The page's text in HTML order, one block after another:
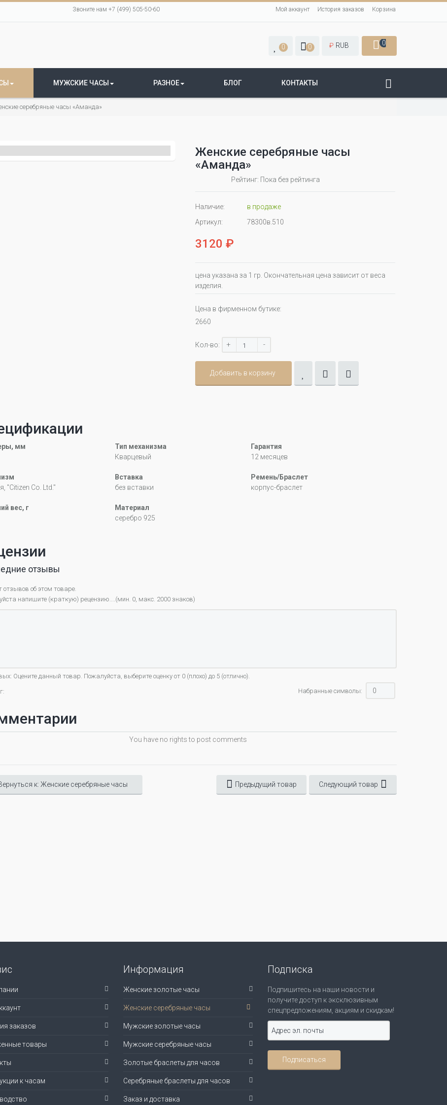
Звоните нам +7 (499) 505-50-60 Мой аккаунт История заказов Корзина
0 0 ₽ RUB 0
МУЖСКИЕ ЧАСЫ РАЗНОЕ БЛОГ КОНТАКТЫ
серебряные часы «Аманда»
Женские серебряные часы
«Аманда»
Рейтинг: Пока без рейтинга
Наличие:
в продаже
Артикул:
78300в.510
3120 ₽
цена указана за 1 гр. Окончательная цена зависит от веса
изделия.
Цена в фирменном бутике:
2660
Кол-во: + -
Добавить в корзину
мм
Тип механизма
Кварцевый
Гарантия
12 месяцев
"Citizen Co. Ltd."
Вставка
без вставки
Ремень/Браслет
корпус-браслет
вес, г
Материал
серебро 925
отзывы
отзывов об этом товаре.
напишите (краткую) рецензию....(мин. 0, макс. 2000 знаков)
Оцените данный товар. Пожалуйста, выберите оценку от 0 (плохо) до 5 (отлично).
Набранные символы:
You have no rights to post comments
к: Женские серебряные часы Предыдущий товар Следующий товар
заказов
товары
к часам
Информация
Женские золотые часы
Женские серебряные часы
Мужские золотые часы
Мужские серебряные часы
Золотые браслеты для часов
Серебряные браслеты для часов
Заказ и доставка
Подписка
Подпишитесь на наши новости и
получите доступ к эксклюзивным
спецпредложениям, акциям и скидкам!